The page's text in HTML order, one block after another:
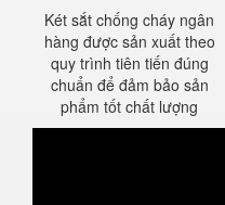
Két sắt chống cháy ngân
hàng được sản xuất theo
quy trình tiên tiến đúng
chuẩn để đảm bảo sản
phẩm tốt chất lượng